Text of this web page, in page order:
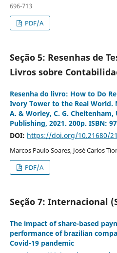
696-713
PDF/A
Seção 5: Resenhas de
Livros sobre
Resenha do livro: How to Do
Ivory Tower to the Real World.
A. & Worley, C. G. Cheltenham,
Publishing, 2021. 200p. ISBN:
DOI: https://doi.org/10.21680/
Marcos Paulo Soares, José Carlos
PDF/A
Seção 7: Internacional
The impact of share-based
performance of brazilian
Covid-19 pandemic